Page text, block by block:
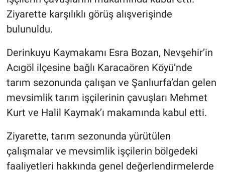
Ziyarette karşılıklı görüş alışverişinde
bulunuldu.
Derinkuyu Kaymakamı Esra Bozan, Nevşehir’in
Acıgöl ilçesine bağlı Karacaören Köyü’nde
tarım sezonunda çalışan ve Şanlıurfa’dan gelen
mevsimlik tarım işçilerinin çavuşları Mehmet
Kurt ve Halil Kaymak’ı makamında kabul etti.
Ziyarette, tarım sezonunda yürütülen
çalışmalar ve mevsimlik işçilerin bölgedeki
faaliyetleri hakkında genel değerlendirmelerde
Niğde
Aksaray
Kırşehir
Yerel
Genel
Asayiş
Kültür - Sanat